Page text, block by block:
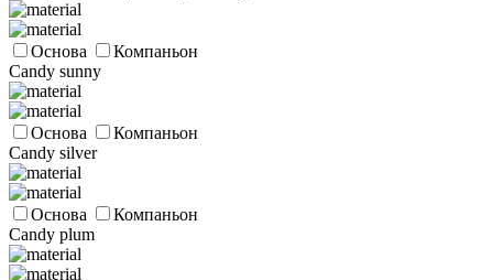
Основа
Компаньон
Candy sunny
Основа
Компаньон
Candy silver
Основа
Компаньон
Candy plum